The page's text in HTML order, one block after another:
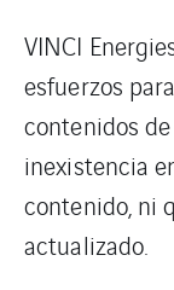
VINCI
esfuerzos
contenidos
inexistencia
contenido, ni
actualizado.